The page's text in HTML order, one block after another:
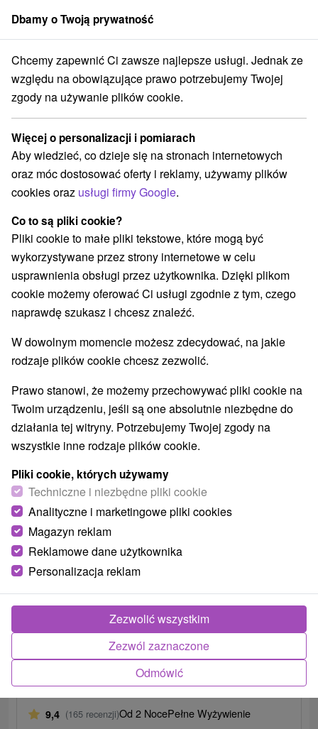
członek grupySorger
Pobyty uzdrowiskowe Stredné Slovensko Žilinský kraj Lúčky
Najlepsze opinie pobyty
uzdrowiskowe Lúčky
Kategorie
Wszystkie kategorie
Pobyty z rabatem
Wellness pobyty(4) Wyjazdy weekendowe
Romantyczne wypady(1) Pobyty dla seniorów(1)
Wybierz lokalizację lub datę
Najlepiej sprzedające
NAJTAŃSZE NAJDROŻSZE NA PODSTAWIE OCENY
Wellness w uzdrowisku Lúčky: Relaks,
regeneracja, dobre samopoczucie i przeżycia
dla całej rodziny
Lúčky
9,4 (165 recenzji)Od 2 NocePełne Wyżywienie
Dbamy o Twoją prywatność
Chcemy zapewnić Ci zawsze najlepsze usługi. Jednak ze
względu na obowiązujące prawo potrzebujemy Twojej
zgody na używanie plików cookie.
Więcej o personalizacji i pomiarach
Aby wiedzieć, co dzieje się na stronach internetowych
oraz móc dostosować oferty i reklamy, używamy plików
cookies oraz usługi firmy Google.
Co to są pliki cookie?
Pliki cookie to małe pliki tekstowe, które mogą być
wykorzystywane przez strony internetowe w celu
usprawnienia obsługi przez użytkownika. Dzięki plikom
cookie możemy oferować Ci usługi zgodnie z tym, czego
naprawdę szukasz i chcesz znaleźć.
W dowolnym momencie możesz zdecydować, na jakie
rodzaje plików cookie chcesz zezwolić.
Prawo stanowi, że możemy przechowywać pliki cookie na
Twoim urządzeniu, jeśli są one absolutnie niezbędne do
działania tej witryny. Potrzebujemy Twojej zgody na
wszystkie inne rodzaje plików cookie.
Pliki cookie, których używamy
Techniczne i niezbędne pliki cookie
Analityczne i marketingowe pliki cookies
Magazyn reklam
Reklamowe dane użytkownika
Personalizacja reklam
Odmówić
Zezwól zaznaczone
Zezwolić wszystkim